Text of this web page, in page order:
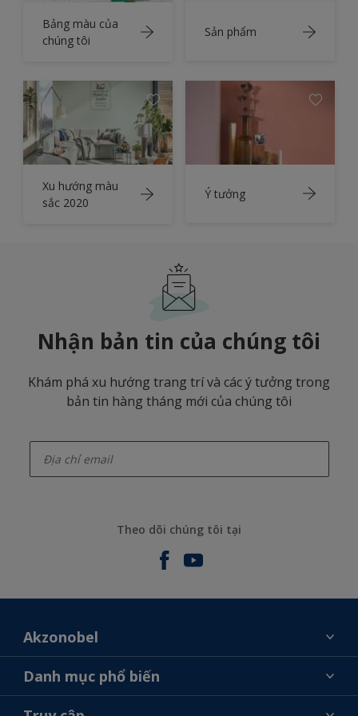
Bảng màu của
chúng tôi
Sản phẩm
Xu hướng màu
sắc 2020
Ý tưởng
Nhận bản tin của chúng tôi
Khám phá xu hướng trang trí và các ý tưởng trong
bản tin hàng tháng mới của chúng tôi
Theo dõi chúng tôi tại
Akzonobel
Giới thiệu về AkzoNobel
Liên hệ chúng tôi
Danh mục phổ biến
Tìm màu sắc